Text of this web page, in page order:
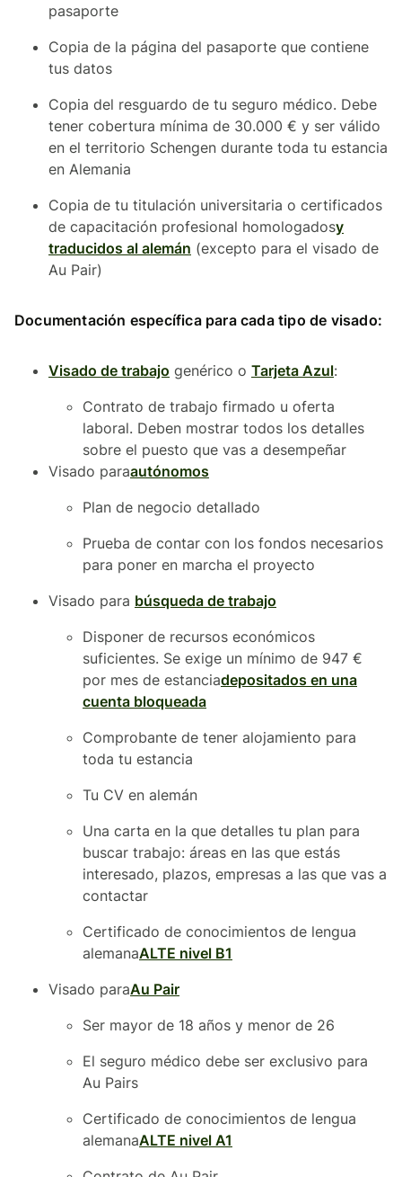
pasaporte
Copia de la página del pasaporte que contiene
tus datos
Copia del resguardo de tu seguro médico. Debe
tener cobertura mínima de 30.000 € y ser válido
en el territorio Schengen durante toda tu estancia
en Alemania
Copia de tu titulación universitaria o certificados
de capacitación profesional homologadosy
traducidos al alemán (excepto para el visado de
Au Pair)
Documentación específica para cada tipo de visado:
Visado de trabajo genérico o Tarjeta Azul:
Contrato de trabajo firmado u oferta
laboral. Deben mostrar todos los detalles
sobre el puesto que vas a desempeñar
Visado paraautónomos
Plan de negocio detallado
Prueba de contar con los fondos necesarios
para poner en marcha el proyecto
Visado para búsqueda de trabajo
Disponer de recursos económicos
suficientes. Se exige un mínimo de 947 €
por mes de estanciadepositados en una
cuenta bloqueada
Comprobante de tener alojamiento para
toda tu estancia
Tu CV en alemán
Una carta en la que detalles tu plan para
buscar trabajo: áreas en las que estás
interesado, plazos, empresas a las que vas a
contactar
Certificado de conocimientos de lengua
alemanaALTE nivel B1
Visado paraAu Pair
Ser mayor de 18 años y menor de 26
El seguro médico debe ser exclusivo para
Au Pairs
Certificado de conocimientos de lengua
alemanaALTE nivel A1